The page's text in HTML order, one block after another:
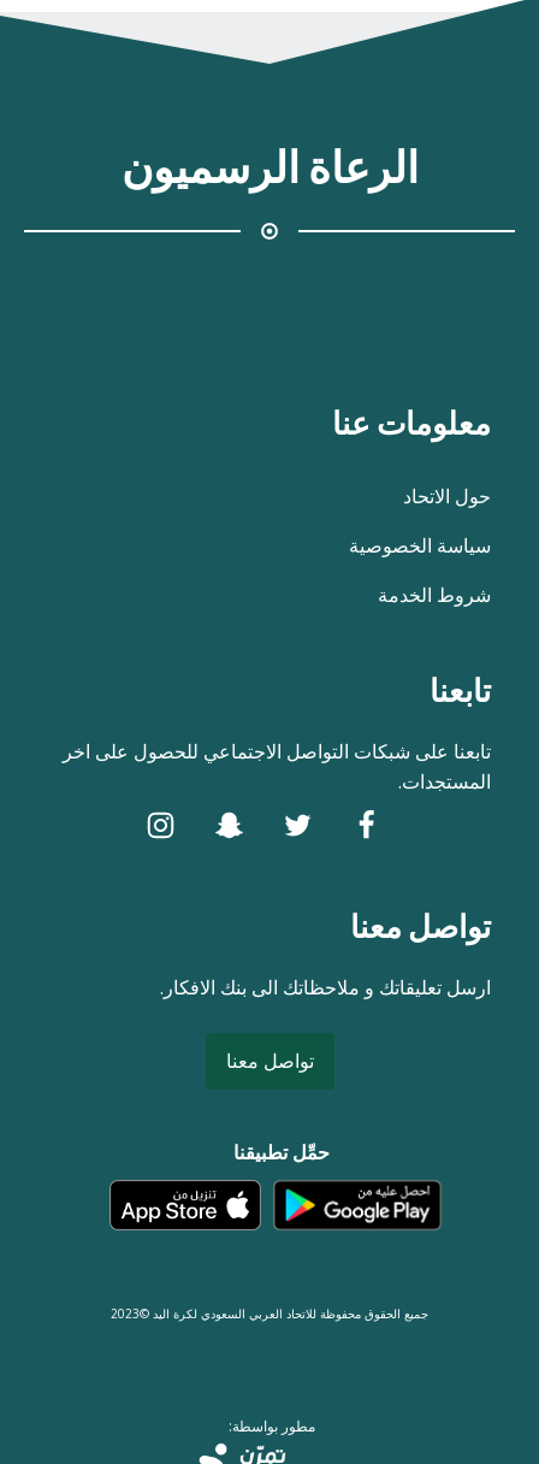
الرعاة الرسميون
معلومات عنا
حول الاتحاد
سياسة الخصوصية
شروط الخدمة
تابعنا
تابعنا على شبكات التواصل الاجتماعي للحصول على اخر
المستجدات.
تواصل معنا
ارسل تعليقاتك و ملاحظاتك الى بنك الافكار.
تواصل معنا
حمِّل تطبيقنا
جميع الحقوق محفوظة للاتحاد العربي السعودي لكرة اليد ©2023
مطور بواسطة: